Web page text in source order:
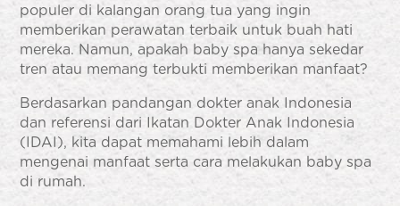
populer di kalangan orang tua yang ingin
memberikan perawatan terbaik untuk buah hati
mereka. Namun, apakah baby spa hanya sekedar
tren atau memang terbukti memberikan manfaat?
Berdasarkan pandangan dokter anak Indonesia
dan referensi dari Ikatan Dokter Anak Indonesia
(IDAI), kita dapat memahami lebih dalam
mengenai manfaat serta cara melakukan baby spa
di rumah.